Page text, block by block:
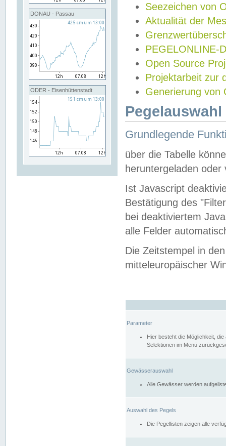
DONAU - Passau
ODER - Eisenhüttenstadt
Seezeichen von
Aktualität der
PEGELONLINE-
Open Source
Projektarbeit zur
Generierung von
Grundlegende
über die Tabelle
heruntergeladen oder
Ist Javascript
Bestätigung des
bei deaktiviertem
alle Felder
Die Zeitstempel in
mitteleuropäischer
Parameter
Hier besteht die Möglichkeit,
Selektionen im Menü
Gewässerauswahl
Alle Gewässer werden
Auswahl des Pegels
Die Pegellisten zeigen alle